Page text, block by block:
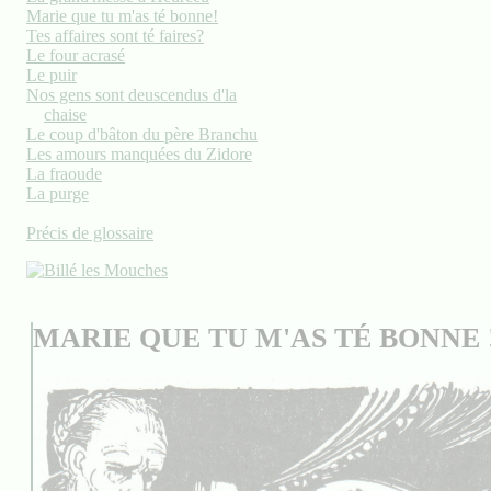
Marie que tu m'as té bonne!
Tes affaires sont té faires?
Le four acrasé
Le puir
Nos gens sont deuscendus d'la
chaise
Le coup d'bâton du père Branchu
Les amours manquées du Zidore
La fraoude
La purge
Précis de glossaire
MARIE QUE TU M'AS TÉ BONNE